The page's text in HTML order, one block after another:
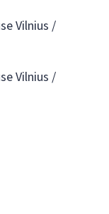
Vilnius /
Vilnius /